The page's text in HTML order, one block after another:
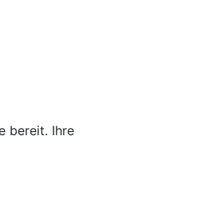
bereit. Ihre